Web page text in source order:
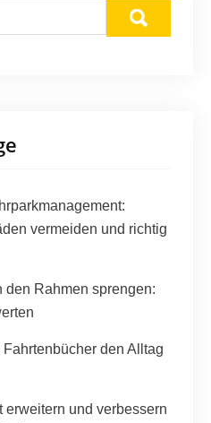
vermeiden und richtig
den Rahmen sprengen:
den Alltag
erweitern und verbessern